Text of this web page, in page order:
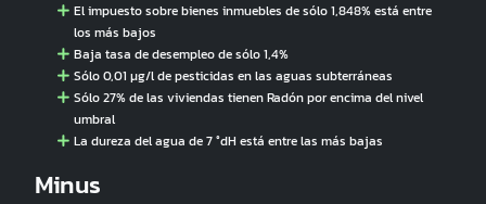
El impuesto sobre bienes inmuebles de sólo 1,848% está entre
los más bajos
Baja tasa de desempleo de sólo 1,4%
Sólo 0,01 µg/l de pesticidas en las aguas subterráneas
Sólo 27% de las viviendas tienen Radón por encima del nivel
umbral
La dureza del agua de 7 °dH está entre las más bajas
Minus